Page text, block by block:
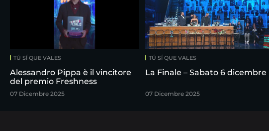
TÚ SÍ QUE VALES
Alessandro Pippa è il vincitore
del premio Freshness
07 Dicembre 2025
TÚ SÍ QUE VALES
La Finale – Sabato 6 dicembre
07 Dicembre 2025